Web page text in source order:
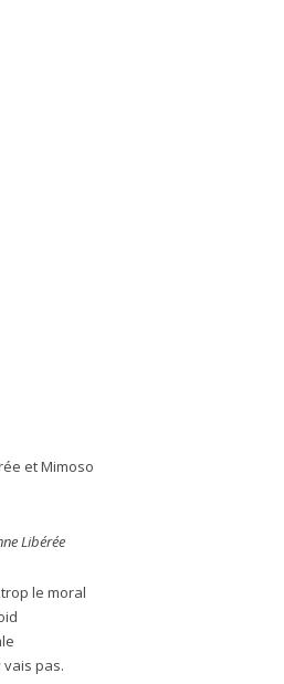
et Mimoso
Libérée
trop le moral
vais pas.